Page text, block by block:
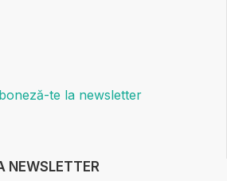
te la newsletter
NEWSLETTER